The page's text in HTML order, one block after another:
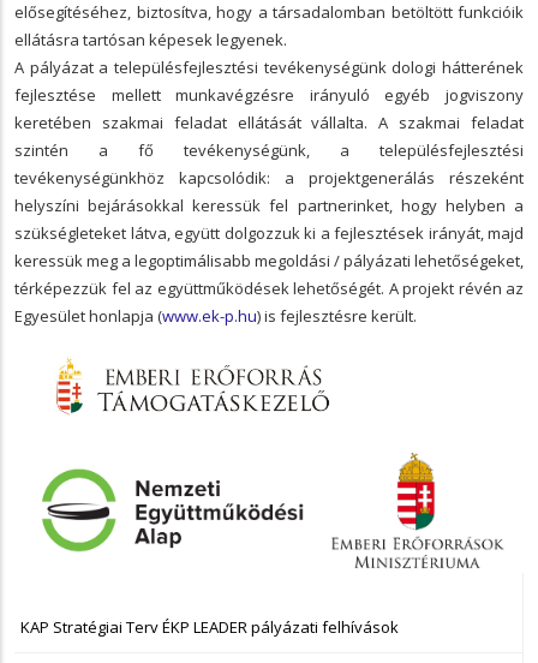
elősegítéséhez, biztosítva, hogy a társadalomban betöltött funkcióik
ellátásra tartósan képesek legyenek.
A pályázat a településfejlesztési tevékenységünk dologi hátterének
fejlesztése mellett munkavégzésre irányuló egyéb jogviszony
keretében szakmai feladat ellátását vállalta. A szakmai feladat
szintén a fő tevékenységünk, a településfejlesztési
tevékenységünkhöz kapcsolódik: a projektgenerálás részeként
helyszíni bejárásokkal keressük fel partnerinket, hogy helyben a
szükségleteket látva, együtt dolgozzuk ki a fejlesztések irányát, majd
keressük meg a legoptimálisabb megoldási / pályázati lehetőségeket,
térképezzük fel az együttműködések lehetőségét. A projekt révén az
Egyesület honlapja (www.ek-p.hu) is fejlesztésre került.
NAVIGÁCIÓ
KAP Stratégiai Terv ÉKP LEADER pályázati felhívások